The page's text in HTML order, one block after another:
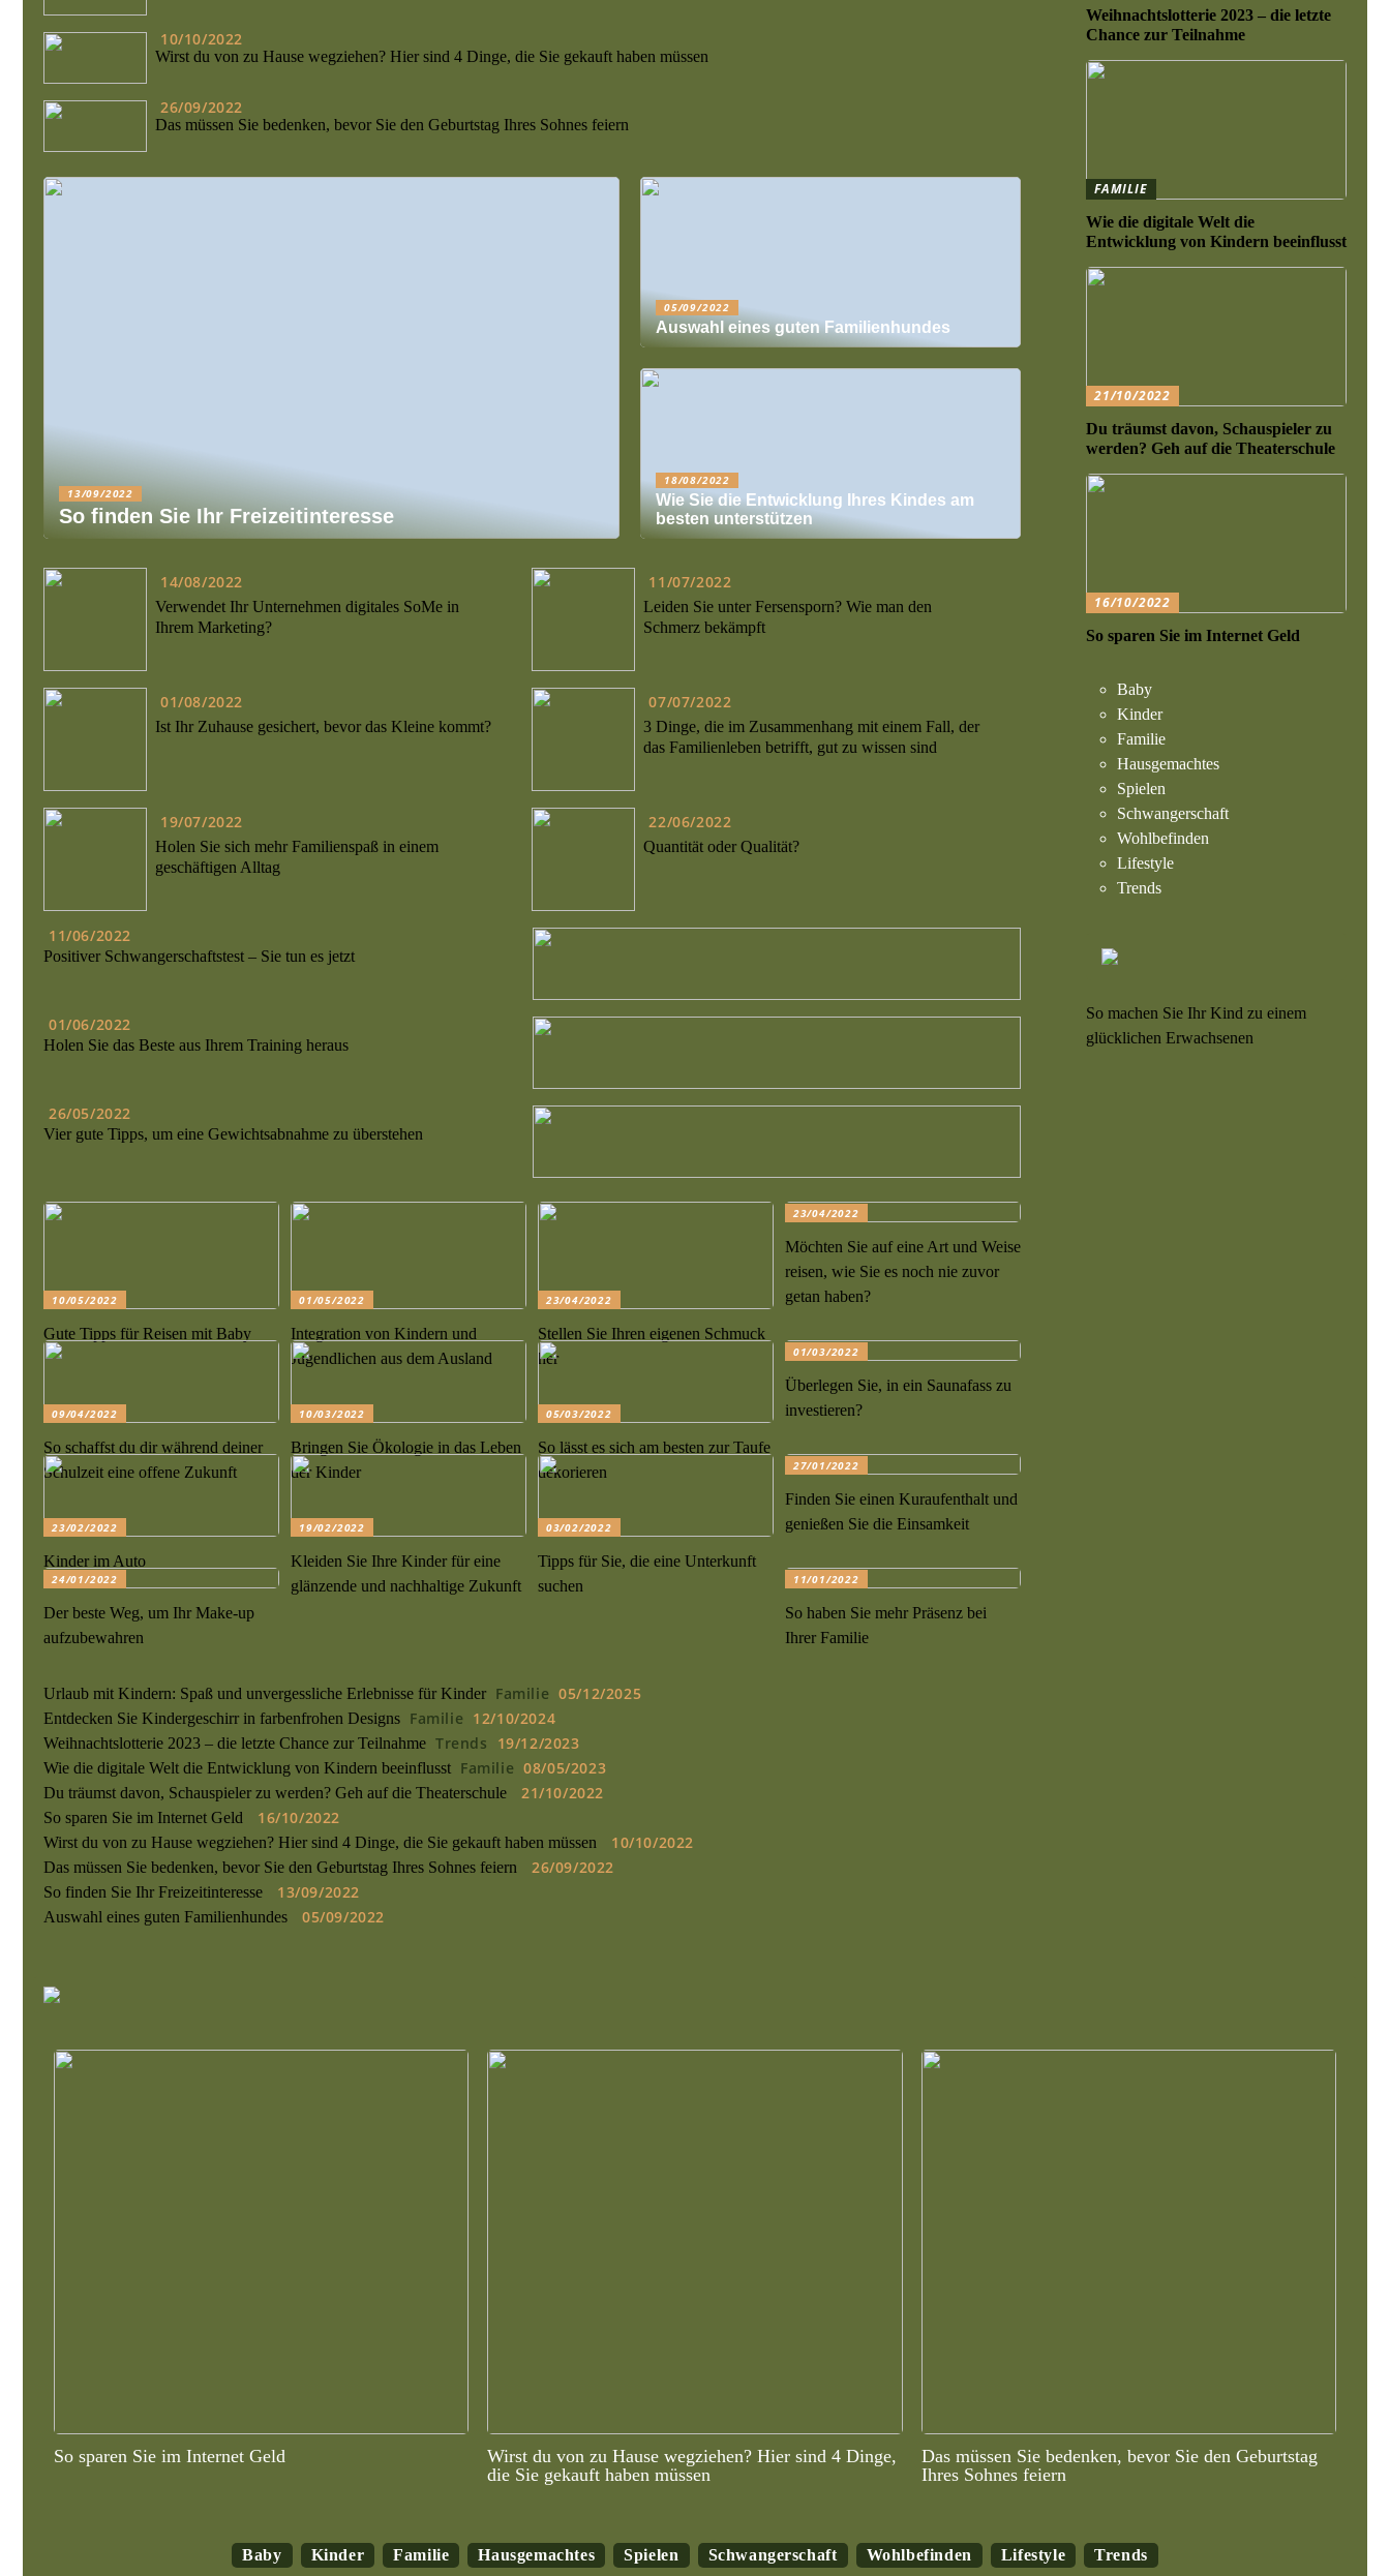
10/10/2022
Wirst du von zu Hause wegziehen? Hier sind 4 Dinge, die Sie gekauft haben müssen
26/09/2022
Das müssen Sie bedenken, bevor Sie den Geburtstag Ihres Sohnes feiern
13/09/2022
So finden Sie Ihr Freizeitinteresse
05/09/2022
Auswahl eines guten Familienhundes
18/08/2022
Wie Sie die Entwicklung Ihres Kindes am
besten unterstützen
14/08/2022
Verwendet Ihr Unternehmen digitales SoMe in
Ihrem Marketing?
01/08/2022
Ist Ihr Zuhause gesichert, bevor das Kleine kommt?
19/07/2022
Holen Sie sich mehr Familienspaß in einem
geschäftigen Alltag
11/07/2022
Leiden Sie unter Fersensporn? Wie man den
Schmerz bekämpft
07/07/2022
3 Dinge, die im Zusammenhang mit einem Fall, der
das Familienleben betrifft, gut zu wissen sind
22/06/2022
Quantität oder Qualität?
11/06/2022
Positiver Schwangerschaftstest – Sie tun es jetzt
01/06/2022
Holen Sie das Beste aus Ihrem Training heraus
26/05/2022
Vier gute Tipps, um eine Gewichtsabnahme zu überstehen
10/05/2022
Gute Tipps für Reisen mit Baby
01/05/2022
Integration von Kindern und
Jugendlichen aus dem Ausland
23/04/2022
Stellen Sie Ihren eigenen Schmuck
her
23/04/2022
Möchten Sie auf eine Art und Weise
reisen, wie Sie es noch nie zuvor
getan haben?
09/04/2022
So schaffst du dir während deiner
Schulzeit eine offene Zukunft
10/03/2022
Bringen Sie Ökologie in das Leben
der Kinder
05/03/2022
So lässt es sich am besten zur Taufe
dekorieren
01/03/2022
Überlegen Sie, in ein Saunafass zu
investieren?
23/02/2022
Kinder im Auto
19/02/2022
Kleiden Sie Ihre Kinder für eine
glänzende und nachhaltige Zukunft
03/02/2022
Tipps für Sie, die eine Unterkunft
suchen
27/01/2022
Finden Sie einen Kuraufenthalt und
genießen Sie die Einsamkeit
24/01/2022
Der beste Weg, um Ihr Make-up
aufzubewahren
11/01/2022
So haben Sie mehr Präsenz bei
Ihrer Familie
Urlaub mit Kindern: Spaß und unvergessliche Erlebnisse für Kinder Familie 05/12/2025
Entdecken Sie Kindergeschirr in farbenfrohen Designs Familie 12/10/2024
Weihnachtslotterie 2023 – die letzte Chance zur Teilnahme Trends 19/12/2023
Wie die digitale Welt die Entwicklung von Kindern beeinflusst Familie 08/05/2023
Du träumst davon, Schauspieler zu werden? Geh auf die Theaterschule 21/10/2022
So sparen Sie im Internet Geld 16/10/2022
Wirst du von zu Hause wegziehen? Hier sind 4 Dinge, die Sie gekauft haben müssen 10/10/2022
Das müssen Sie bedenken, bevor Sie den Geburtstag Ihres Sohnes feiern 26/09/2022
So finden Sie Ihr Freizeitinteresse 13/09/2022
Auswahl eines guten Familienhundes 05/09/2022
Weihnachtslotterie 2023 – die letzte
Chance zur Teilnahme
FAMILIE
Wie die digitale Welt die
Entwicklung von Kindern beeinflusst
21/10/2022
Du träumst davon, Schauspieler zu
werden? Geh auf die Theaterschule
16/10/2022
So sparen Sie im Internet Geld
Baby
Kinder
Familie
Hausgemachtes
Spielen
Schwangerschaft
Wohlbefinden
Lifestyle
Trends
So machen Sie Ihr Kind zu einem
glücklichen Erwachsenen
So sparen Sie im Internet Geld
Wirst du von zu Hause wegziehen? Hier sind 4 Dinge,
die Sie gekauft haben müssen
Das müssen Sie bedenken, bevor Sie den Geburtstag
Ihres Sohnes feiern
Baby Kinder Familie Hausgemachtes Spielen Schwangerschaft Wohlbefinden Lifestyle Trends